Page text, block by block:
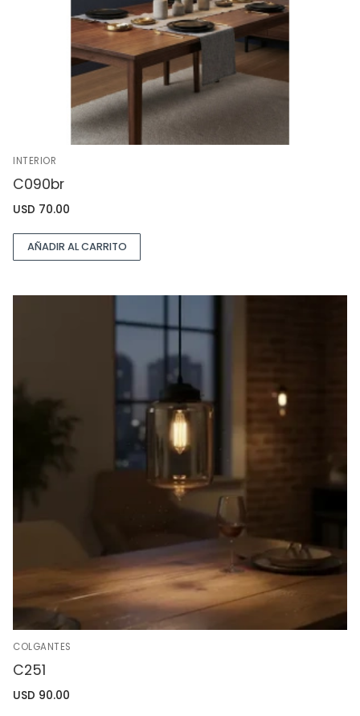
INTERIOR
C090br
USD 70.00
AÑADIR AL CARRITO
COLGANTES
C251
USD 90.00